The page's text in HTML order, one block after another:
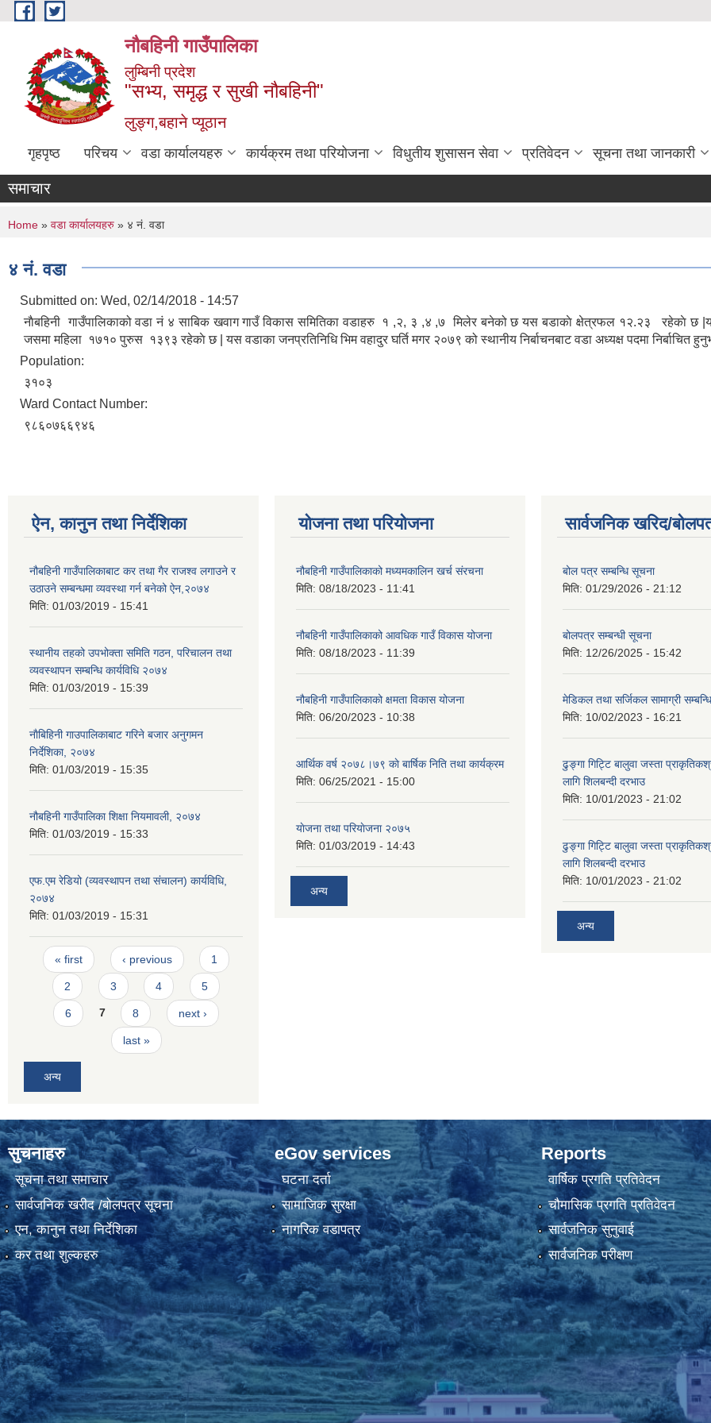
Skip to main content
नौबहिनी गाउँपालिका
लुम्बिनी प्रदेश
"सभ्य, समृद्ध र सुखी नौबहिनी"
लुङ्ग,बहाने प्यूठान
गृहपृष्ठ परिचय वडा कार्यालयहरु कार्यक्रम तथा परियोजना विधुतीय शुसासन सेवा प्रतिवेदन सूचना तथा जानकारी
समाचार
You are here
Home » वडा कार्यालयहरु » ४ नं. वडा
४ नं. वडा
Submitted on: Wed, 02/14/2018 - 14:57
नाैबहिनी गाउँपालिकाको वडा नं ४ साबिक खवाग गाउँ विकास समितिका वडाहरु १ ,२, ३ ,४ ,७ मिलेर बनेको छ यस बडाकाे क्षेत्रफल १२.२३ रहेकाे
जसमा महिला १७१० पुरुस १३९३ रहेकाे छ | यस वडाका जनप्रतिनिधि भिम वहादुर घर्ति मगर २०७९ को स्थानीय निर्बाचनबाट वडा अध्यक्ष पदमा निर्बाचित
Population:
३१०३
Ward Contact Number:
९८६०७६६९४६
ऐन, कानुन तथा निर्देशिका
नौबहिनी गाउँपालिकाबाट कर तथा गैर राजश्व लगाउने र
उठाउने सम्बन्धमा व्यवस्था गर्न बनेको ऐन,२०७४
मिति: 01/03/2019 - 15:41
स्थानीय तहको उपभोक्ता समिति गठन, परिचालन तथा
व्यवस्थापन सम्बन्धि कार्यविधि २०७४
मिति: 01/03/2019 - 15:39
नाैबिहिनी गाउपालिकाबाट गरिने बजार अनुगमन
निर्देशिका, २०७४
मिति: 01/03/2019 - 15:35
नौबहिनी गाउँपालिका शिक्षा नियमावली, २०७४
मिति: 01/03/2019 - 15:33
एफ.एम रेडियो (व्यवस्थापन तथा संचालन) कार्यविधि,
२०७४
मिति: 01/03/2019 - 15:31
Pages
« first ‹ previous 1
2 3 4 5
6 7 8 next ›
last »
अन्य
योजना तथा परियोजना
नौबहिनी गाउँपालिकाको मध्यमकालिन खर्च संरचना
मिति: 08/18/2023 - 11:41
नौबहिनी गाउँपालिकाको आवधिक गाउँ विकास योजना
मिति: 08/18/2023 - 11:39
नौबहिनी गाउँपालिकाको क्षमता विकास योजना
मिति: 06/20/2023 - 10:38
आर्थिक वर्ष २०७८।७९ काे बार्षिक निति तथा कार्यक्रम
मिति: 06/25/2021 - 15:00
याेजना तथा परियाेजना २०७५
मिति: 01/03/2019 - 14:43
अन्य
सार्वजनिक खरिद/
बोल पत्र सम्बन्धि सूचना
मिति: 01/29/2026 - 21:12
बोलपत्र सम्बन्धी सूचना
मिति: 12/26/2025 - 15:42
मेडिकल तथा सर्जिकल सामाग्री
मिति: 10/02/2023 - 16:21
ढुङ्गा गिट्टि बालुवा जस्ता
लागि शिलबन्दी दरभाउ
मिति: 10/01/2023 - 21:02
ढुङ्गा गिट्टि बालुवा जस्ता
लागि शिलबन्दी दरभाउ
मिति: 10/01/2023 - 21:02
अन्य
सुचनाहरु
सूचना तथा समाचार
सार्वजनिक खरीद /बोलपत्र सूचना
एन, कानुन तथा निर्देशिका
कर तथा शुल्कहरु
eGov services
घटना दर्ता
सामाजिक सुरक्षा
नागरिक वडापत्र
Reports
वार्षिक प्रगति प्रतिवेदन
चौमासिक प्रगति प्रतिवेदन
सार्वजनिक सुनुवाई
सार्वजनिक परीक्षण